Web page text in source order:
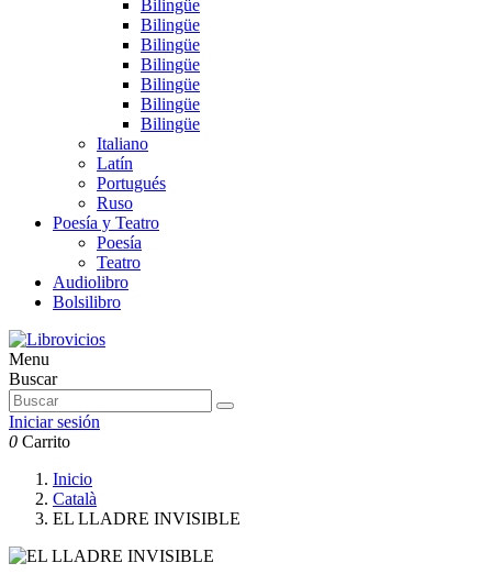
Bilingüe
Bilingüe
Bilingüe
Bilingüe
Bilingüe
Bilingüe
Bilingüe
Italiano
Latín
Portugués
Ruso
Poesía y Teatro
Poesía
Teatro
Audiolibro
Bolsilibro
Menu
Buscar
Iniciar sesión
0 Carrito
Inicio
Català
EL LLADRE INVISIBLE